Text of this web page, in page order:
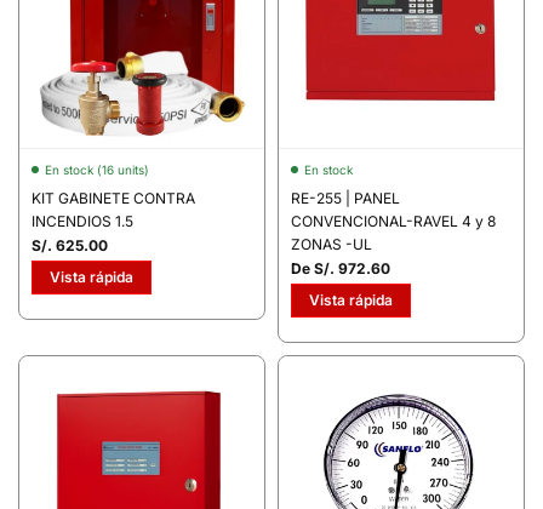
En stock (16 units)
KIT GABINETE CONTRA
INCENDIOS 1.5
S/. 625.00
Vista rápida
En stock
RE-255 | PANEL
CONVENCIONAL-RAVEL 4 y 8
ZONAS -UL
De S/. 972.60
Vista rápida